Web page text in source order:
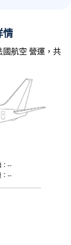
情
國航空 營運，共
：--
：--